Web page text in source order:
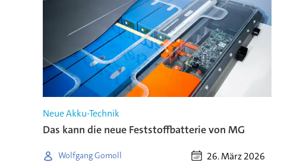
Neue Akku-Technik
Das kann die neue Feststoffbatterie von MG
Wolfgang Gomoll 26. März 2026